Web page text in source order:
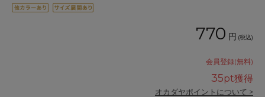
770 円 (税込)
会員登録(無料)
35pt獲得
オカダヤポイントについて >